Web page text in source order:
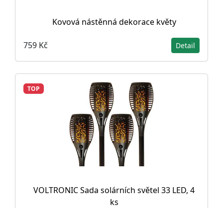
Kovová nástěnná dekorace květy
759 Kč Detail
TOP
VOLTRONIC Sada solárních světel 33 LED, 4
ks